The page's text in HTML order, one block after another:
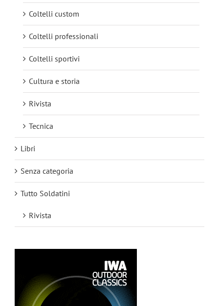
Coltelli custom
Coltelli professionali
Coltelli sportivi
Cultura e storia
Rivista
Tecnica
Libri
Senza categoria
Tutto Soldatini
Rivista